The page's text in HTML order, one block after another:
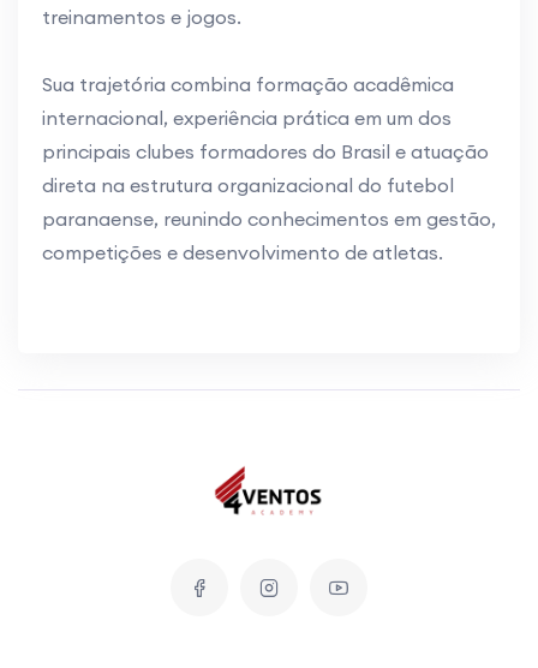
treinamentos e jogos.
Sua trajetória combina formação acadêmica
internacional, experiência prática em um dos
principais clubes formadores do Brasil e atuação
direta na estrutura organizacional do futebol
paranaense, reunindo conhecimentos em gestão,
competições e desenvolvimento de atletas.